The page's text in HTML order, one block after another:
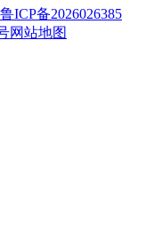
鲁ICP备2026026385
网站地图